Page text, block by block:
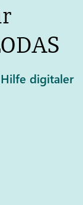
digitaler